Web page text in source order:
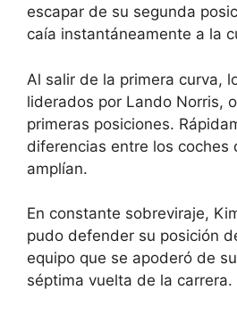
escapar de su segunda
caía instantáneamente a la
Al salir de la primera curva,
liderados por Lando Norris,
primeras posiciones.
diferencias entre los coches
amplían.
En constante sobreviraje,
pudo defender su posición
equipo que se apoderó de
séptima vuelta de la carrera.